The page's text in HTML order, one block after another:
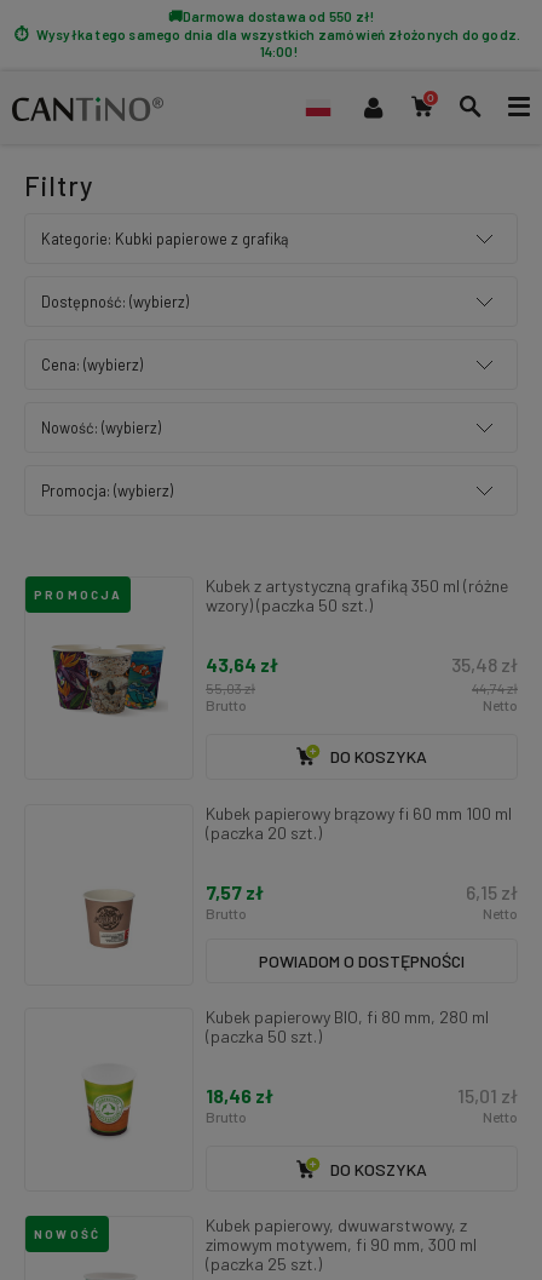
Filtry
Kategorie: Kubki papierowe z grafiką
Dostępność: (wybierz)
Cena: (wybierz)
Nowość: (wybierz)
Promocja: (wybierz)
Darmowa dostawa od 550 zł!
Wysyłka tego samego dnia dla wszystkich zamówień złożonych do godz.
14:00!
Kubek z artystyczną grafiką 350 ml (różne
wzory) (paczka 50 szt.)
43,64 zł
55,03 zł
Brutto
35,48 zł
44,74 zł
Netto
DO KOSZYKA
PROMOCJA
Kubek papierowy brązowy fi 60 mm 100 ml
(paczka 20 szt.)
7,57 zł
Brutto
6,15 zł
Netto
POWIADOM O DOSTĘPNOŚCI
Kubek papierowy BIO, fi 80 mm, 280 ml
(paczka 50 szt.)
18,46 zł
Brutto
15,01 zł
Netto
DO KOSZYKA
Kubek papierowy, dwuwarstwowy, z
zimowym motywem, fi 90 mm, 300 ml
(paczka 25 szt.)
NOWOŚĆ